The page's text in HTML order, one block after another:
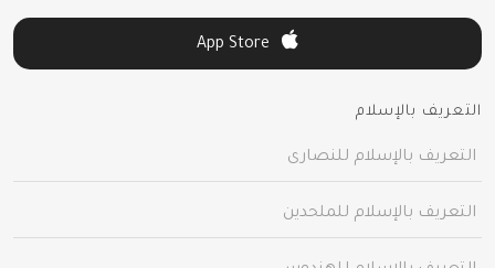
التعريف بالإسلام
التعريف بالإسلام للنصارى
التعريف بالإسلام للملحدين